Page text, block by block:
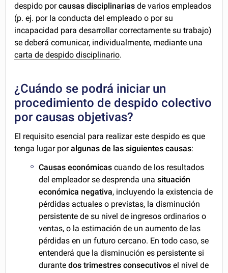
despido porcausas disciplinarias de varios empleados
(p. ej. por la conducta del empleado o por su
incapacidad para desarrollar correctamente su trabajo)
se deberá comunicar, individualmente, mediante una
carta de despido disciplinario.
¿Cuándo se podrá iniciar un
procedimiento de despido colectivo
por causas objetivas?
El requisito esencial para realizar este despido es que
tenga lugar poralgunas de las siguientes causas:
Causas económicas cuando de los resultados
del empleador se desprenda unasituación
económica negativa, incluyendo la existencia de
pérdidas actuales o previstas, la disminución
persistente de su nivel de ingresos ordinarios o
ventas, o la estimación de un aumento de las
pérdidas en un futuro cercano. En todo caso, se
entenderá que la disminución es persistente si
durantedos trimestres consecutivos el nivel de